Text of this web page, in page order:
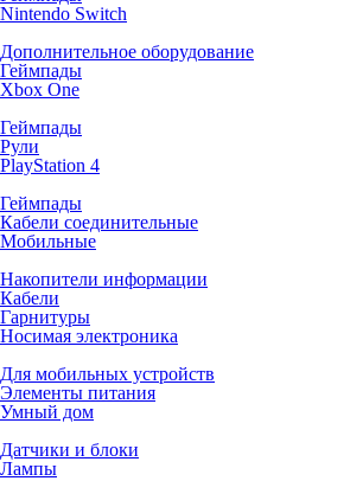
Nintendo Switch
Дополнительное оборудование
Геймпады
Xbox One
Геймпады
Рули
PlayStation 4
Геймпады
Кабели соединительные
Мобильные
Накопители информации
Кабели
Гарнитуры
Носимая электроника
Для мобильных устройств
Элементы питания
Умный дом
Датчики и блоки
Лампы